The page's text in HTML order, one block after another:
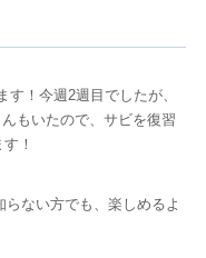
！今週2週目でしたが、
もいたので、サビを復習
！
ない方でも、楽しめるよ